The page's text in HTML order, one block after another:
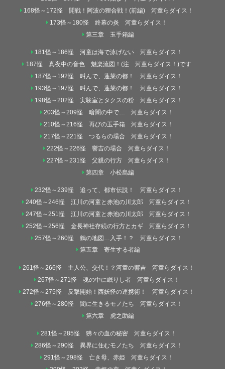
168怪～172怪 開戦！阿波の狸合戦！(前編) 河童らダイス！
173怪～180怪 終幕の炎 河童らダイス！
第三章 玉手箱編
181怪～186怪 河童は海で泳げない 河童らダイス！
187怪 真夜中の音色 魅楽流図！(注 河童らダイス！)です
187怪～192怪 叫んで、蓬莱の都！ 河童らダイス！
193怪～197怪 叫んで、蓬莱の都！ 河童らダイス！
198怪～202怪 実験室とタクスの粉 河童らダイス！
203怪～209怪 暗闇の中で… 河童らダイス！
210怪～216怪 再びの玉手箱 河童らダイス！
217怪～221怪 つるらの場合 河童らダイス！
222怪～226怪 響吉の場合 河童らダイス！
227怪～231怪 父親の行方 河童らダイス！
第四章 小松島編
232怪～239怪 追って、都市伝説！ 河童らダイス！
240怪～246怪 江川の河童と赤池の川太郎 河童らダイス！
247怪～251怪 江川の河童と赤池の川太郎 河童らダイス！
252怪～256怪 金長神社存続の行方とカギ 河童らダイス！
257怪～260怪 鶴の地図…入手！？ 河童らダイス！
第五章 寄生する者編
261怪～266怪 主人公、交代！？河童の響吉 河童らダイス！
267怪～271怪 魂の中に眠りし者 河童らダイス！
272怪～275怪 反撃開始！西妖怪の連携術！ 河童らダイス！
276怪～280怪 闇に生きるモノたち 河童らダイス！
第六章 虎之助編
281怪～285怪 狒々の血の秘密 河童らダイス！
286怪～290怪 異界に住むモノたち 河童らダイス！
291怪～298怪 亡き母、赤姫 河童らダイス！